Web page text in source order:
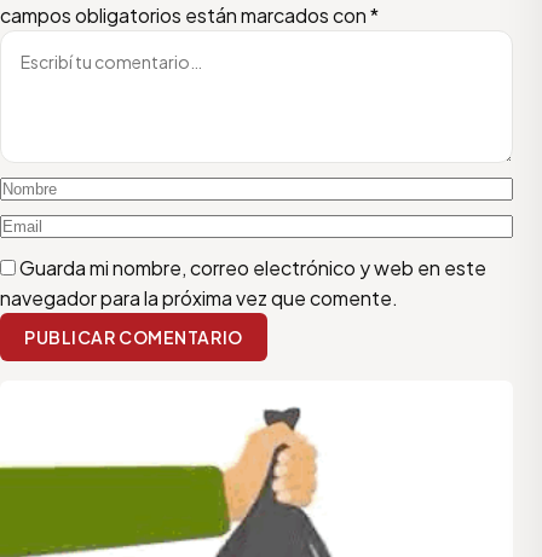
campos obligatorios están marcados con*
Guarda mi nombre, correo electrónico y web en este
navegador para la próxima vez que comente.
PUBLICAR COMENTARIO